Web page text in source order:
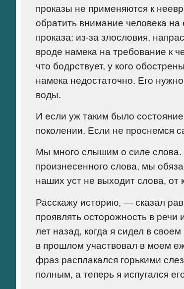
проказы не применяются к
обратить внимание человека на
проказа: из-за злословия,
вроде намека на требование к
что бодрствует, у кого
намека недостаточно. Его
воды.
И если уж таким было
поколении. Если не проснемся
Мы много слышим о силе слова.
произнесенного слова, мы
наших уст не выходит слова, от
Расскажу историю, — сказал
проявлять осторожность в речи
лет назад, когда я сидел в
в прошлом участвовал в моем
фраз расплакался горькими
полным, а теперь я испугался